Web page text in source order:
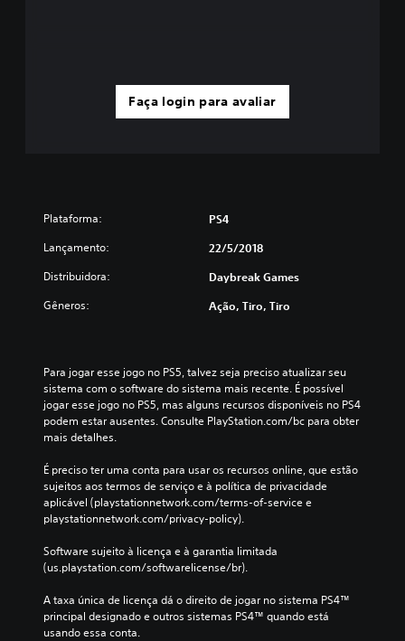
Faça login para avaliar
Plataforma: PS4
Lançamento: 22/5/2018
Distribuidora: Daybreak Games
Gêneros: Ação, Tiro, Tiro
Para jogar esse jogo no PS5, talvez seja preciso atualizar seu
sistema com o software do sistema mais recente. É possível
jogar esse jogo no PS5, mas alguns recursos disponíveis no PS4
podem estar ausentes. Consulte PlayStation.com/bc para obter
mais detalhes.
É preciso ter uma conta para usar os recursos online, que estão
sujeitos aos termos de serviço e à política de privacidade
aplicável (playstationnetwork.com/terms-of-service e
playstationnetwork.com/privacy-policy).
Software sujeito à licença e à garantia limitada
(us.playstation.com/softwarelicense/br).
A taxa única de licença dá o direito de jogar no sistema PS4™
principal designado e outros sistemas PS4™ quando está
usando essa conta.